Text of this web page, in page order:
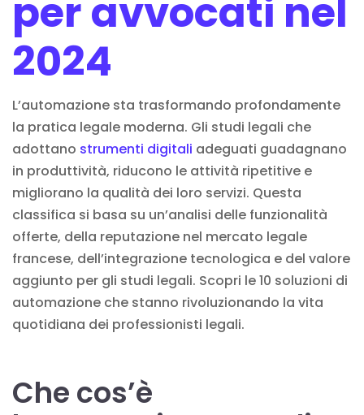
per avvocati nel
2024
L’automazione sta trasformando profondamente
la pratica legale moderna. Gli studi legali che
adottano strumenti digitali adeguati guadagnano
in produttività, riducono le attività ripetitive e
migliorano la qualità dei loro servizi. Questa
classifica si basa su un’analisi delle funzionalità
offerte, della reputazione nel mercato legale
francese, dell’integrazione tecnologica e del valore
aggiunto per gli studi legali. Scopri le 10 soluzioni di
automazione che stanno rivoluzionando la vita
quotidiana dei professionisti legali.
Che cos’è